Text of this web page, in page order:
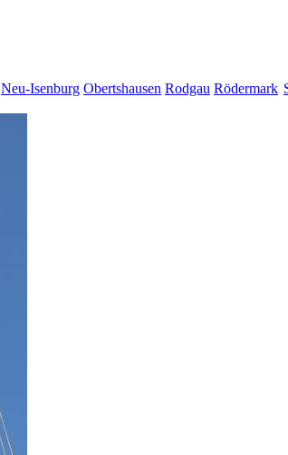
Neu-Isenburg Obertshausen Rodgau Rödermark